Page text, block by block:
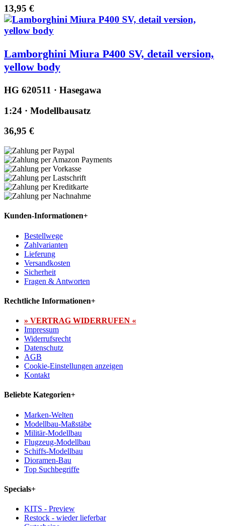
13,95 €
Lamborghini Miura P400 SV, detail version,
yellow body
HG 620511 · Hasegawa
1:24 · Modellbausatz
36,95 €
Kunden-Informationen+
Bestellwege
Zahlvarianten
Lieferung
Versandkosten
Sicherheit
Fragen & Antworten
Rechtliche Informationen+
» VERTRAG WIDERRUFEN «
Impressum
Widerrufsrecht
Datenschutz
AGB
Cookie-Einstellungen anzeigen
Kontakt
Beliebte Kategorien+
Marken-Welten
Modellbau-Maßstäbe
Militär-Modellbau
Flugzeug-Modellbau
Schiffs-Modellbau
Dioramen-Bau
Top Suchbegriffe
Specials+
KITS - Preview
Restock - wieder lieferbar